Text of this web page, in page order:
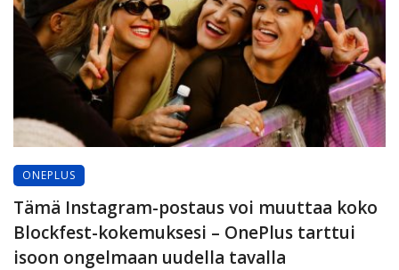
ONEPLUS
Tämä Instagram-postaus voi muuttaa koko
Blockfest-kokemuksesi – OnePlus tarttui
isoon ongelmaan uudella tavalla